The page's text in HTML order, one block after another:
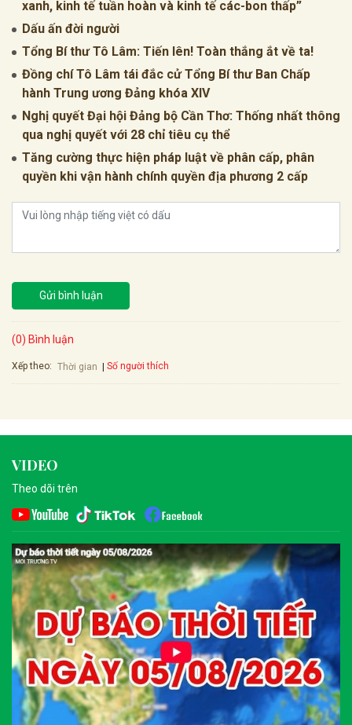
xanh, kinh tế tuần hoàn và kinh tế các-bon thấp”
Dấu ấn đời người
Tổng Bí thư Tô Lâm: Tiến lên! Toàn thắng ắt về ta!
Đồng chí Tô Lâm tái đắc cử Tổng Bí thư Ban Chấp
hành Trung ương Đảng khóa XIV
Nghị quyết Đại hội Đảng bộ Cần Thơ: Thống nhất thông
qua nghị quyết với 28 chỉ tiêu cụ thể
Tăng cường thực hiện pháp luật về phân cấp, phân
quyền khi vận hành chính quyền địa phương 2 cấp
Gửi bình luận
(0) Bình luận
Xếp theo: Thời gian Số người thích
VIDEO
Theo dõi trên